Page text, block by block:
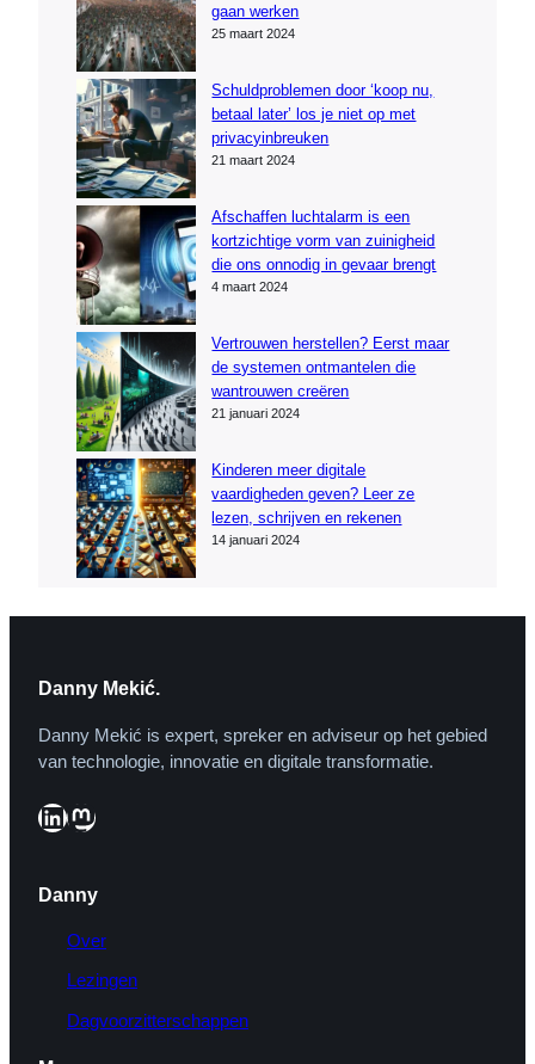
gaan werken
25 maart 2024
Schuldproblemen door ‘koop nu,
betaal later’ los je niet op met
privacyinbreuken
21 maart 2024
Afschaffen luchtalarm is een
kortzichtige vorm van zuinigheid
die ons onnodig in gevaar brengt
4 maart 2024
Vertrouwen herstellen? Eerst maar
de systemen ontmantelen die
wantrouwen creëren
21 januari 2024
Kinderen meer digitale
vaardigheden geven? Leer ze
lezen, schrijven en rekenen
14 januari 2024
Danny Mekić.
Danny Mekić is expert, spreker en adviseur op het gebied
van technologie, innovatie en digitale transformatie.
LinkedIn Mastodon
Danny
Over
Lezingen
Dagvoorzitterschappen